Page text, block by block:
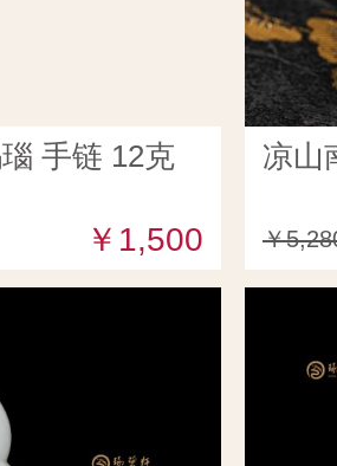
手链 12克
￥1,500
凉山
￥